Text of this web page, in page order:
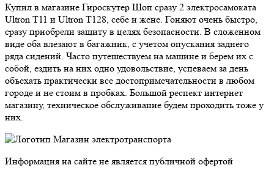
Купил в магазине Гироскутер Шоп сразу 2 электросамоката
Ultron T11 и Ultron T128, себе и жене. Гоняют очень быстро,
сразу приобрели защиту в целях безопасности. В сложенном
виде оба влезают в багажник, с учетом опускания заднего
ряда сидений. Часто путешествуем на машине и берем их с
собой, ездить на них одно удовольствие, успеваем за день
объехать практически все достопримечательности в любом
городе и не стоим в пробках. Большой респект интернет
магазину, техническое обслуживание будем проходить тоже у
них.
Магазин электротранспорта
Информация на сайте не является публичной офертой